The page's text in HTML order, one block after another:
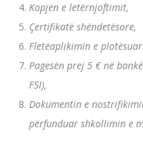
Kopjen e letërnjoftimit,
Çertifikatë shëndetësore,
Fletëaplikimin e
Pagesën prej 5 € në
FSI),
Dokumentin e
përfunduar shkollimin e